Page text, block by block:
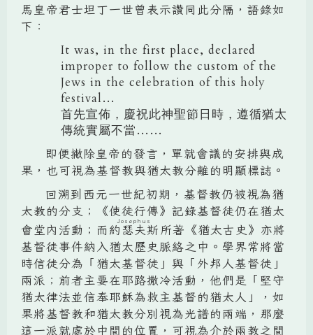
馬皇帝君士坦丁一世曾表示讚同此分隔，語錄如
下：
It was, in the first place, declared
improper to follow the custom of the
Jews in the celebration of this holy
festival…
首先宣佈，慶祝此神聖節日時，遵循猶太
傳統實屬不當……
即便撇除皇帝的發言，單就會議的安排與成
果，也可視為基督教與猶太教分離的明顯標誌。
回溯到西元一世紀初期，基督教仍被視為猶
太教的分支；《使徒行傳》記錄基督徒仍在猶太
會堂內活動；而 約瑟夫斯
Josephus
所著《猶太古史》亦將
基督徒事件納入猶太歷史脈絡之中。學界常將當
時信徒分為「猶太基督徒」與「外邦人基督徒」
兩派；前者主要在耶路撒冷活動，他們是「堅守
猶太律法並信奉耶穌為救主基督的猶太人」，如
果將基督教和猶太教分別視為光譜的兩端，那麼
這一派就處於中間的位置，可視為介於兩教之間